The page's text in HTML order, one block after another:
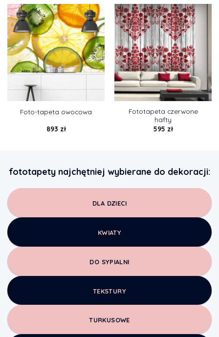
Foto-tapeta owocowa
893 zł
Fototapeta czerwone
hafty
595 zł
fototapety najchętniej wybierane do dekoracji:
DLA DZIECI
KWIATY
DO SYPIALNI
TEKSTURY
TURKUSOWE